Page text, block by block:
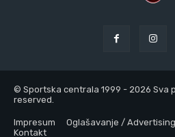
© Sportska centrala 1999 - 2026 Sva
reserved.
Impresum Oglašavanje / Advertising
Kontakt